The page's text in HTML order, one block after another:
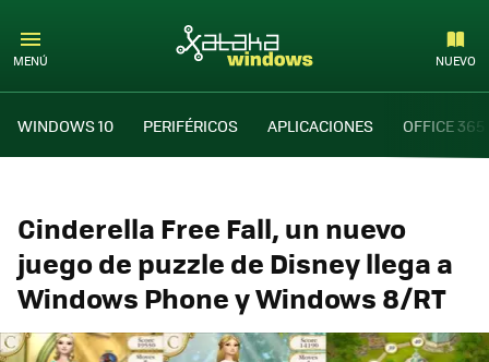
MENÚ NUEVO
WINDOWS 10 PERIFÉRICOS APLICACIONES OFFICE 365
Cinderella Free Fall, un nuevo
juego de puzzle de Disney llega a
Windows Phone y Windows 8/RT